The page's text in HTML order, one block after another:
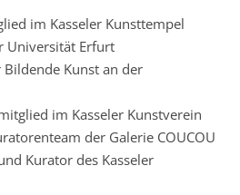
im Kasseler Kunsttempel
Universität Erfurt
Kunst an der
im Kasseler Kunstverein
der Galerie COUCOU
Kurator des Kasseler